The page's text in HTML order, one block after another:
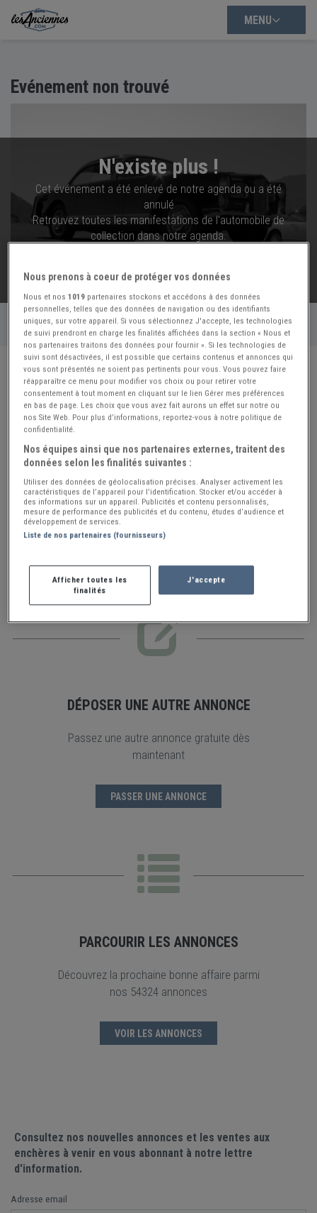
MENU
Evénement non trouvé
N'existe plus !
Cet événement a été enlevé de notre agenda ou a été
annulé
Retrouvez toutes les manifestations de l'automobile de
collection dans notre agenda.
VOIR TOUT NOTRE AGENDA
SUIVEZ-NOUS SUR FACEBOOK
Rejoignez maintenant la communauté
lesAnciennes
DÉPOSER UNE AUTRE ANNONCE
Passez une autre annonce gratuite dès
maintenant
PASSER UNE ANNONCE
PARCOURIR LES ANNONCES
Découvrez la prochaine bonne affaire parmi
nos 54324 annonces
VOIR LES ANNONCES
Consultez nos nouvelles annonces et les ventes aux
enchères à venir en vous abonnant à notre lettre
d'information.
Adresse email
Nous prenons à coeur de protéger vos données
Nous et nos1019 partenaires stockons et accédons à des données
personnelles, telles que des données de navigation ou des identifiants
uniques, sur votre appareil. Si vous sélectionnez J'accepte, les technologies
de suivi prendront en charge les finalités affichées dans la section « Nous et
nos partenaires traitons des données pour fournir ». Si les technologies de
suivi sont désactivées, il est possible que certains contenus et annonces qui
vous sont présentés ne soient pas pertinents pour vous. Vous pouvez faire
réapparaître ce menu pour modifier vos choix ou pour retirer votre
consentement à tout moment en cliquant sur le lien Gérer mes préférences
en bas de page. Les choix que vous avez fait aurons un effet sur notre ou
nos Site Web. Pour plus d’informations, reportez-vous à notre politique de
confidentialité.
Nos équipes ainsi que nos partenaires externes, traitent des
données selon les finalités suivantes :
Utiliser des données de géolocalisation précises. Analyser activement les
caractéristiques de l’appareil pour l’identification. Stocker et/ou accéder à
des informations sur un appareil. Publicités et contenu personnalisés,
mesure de performance des publicités et du contenu, études d’audience et
développement de services.
Liste de nos partenaires (fournisseurs)
Afficher toutes les
finalités
J'accepte